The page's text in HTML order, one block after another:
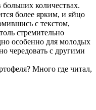
количествах.
более ярким, и яйцо
с текстом,
стремительно
особенно для молодых
чередовать с другими
Много где читал,